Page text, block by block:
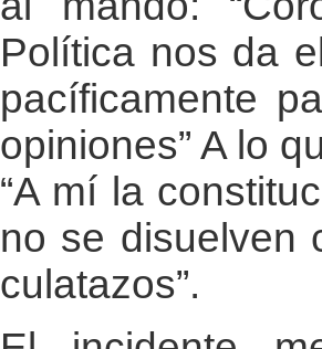
Política nos da
pacíficamente
opiniones” A lo
“A mí la
no se disuelven
culatazos”.